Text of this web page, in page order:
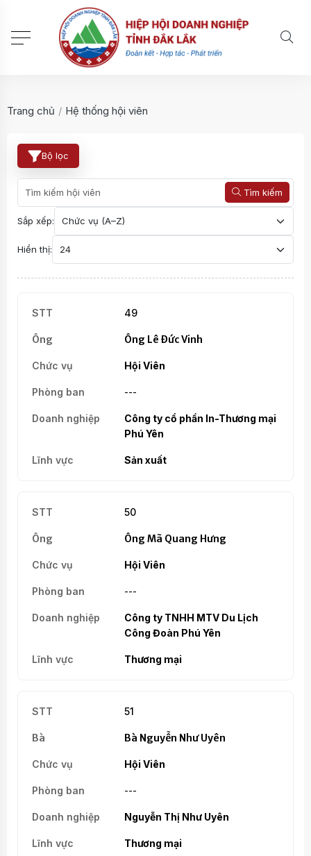
Trang chủ / Hệ thống hội viên
Bộ lọc
Tìm kiếm
Sắp xếp:
Hiển thị:
49
Ông Lê Đức Vinh
Hội Viên
---
Công ty cổ phần In-Thương mại
Phú Yên
Sản xuất
50
Ông Mã Quang Hưng
Hội Viên
---
Công ty TNHH MTV Du Lịch
Công Đoàn Phú Yên
Thương mại
51
Bà Nguyễn Như Uyên
Hội Viên
---
Nguyễn Thị Như Uyên
Thương mại